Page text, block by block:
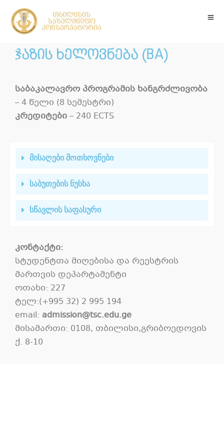
ჯაზის ხელოვნება (BA)
საბაკალავრო პროგრამის ხანგრძლივობა
– 4 წელი (8 სემესტრი)
კრედიტები – 240 ECTS
მისაღები მოთხოვნები
საბუთების ნუსხა
სწავლის საფასური
კონტაქტი:
სტუდენტთა მიღებისა და რეესტრის
მართვის დეპარტამენტი
ოთახი: 227
ტელ:(+995 32) 2 995 194
email: admission@tsc.edu.ge
მისამართი: 0108, თბილისი,გრიბოედოვის
ქ. 8-10